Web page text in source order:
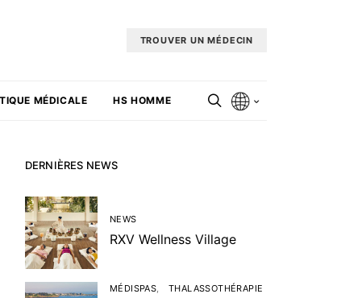
TROUVER UN MÉDECIN
MÉDICALE HS HOMME
DERNIÈRES NEWS
NEWS
RXV Wellness Village
MÉDISPAS THALASSOTHÉRAPIE